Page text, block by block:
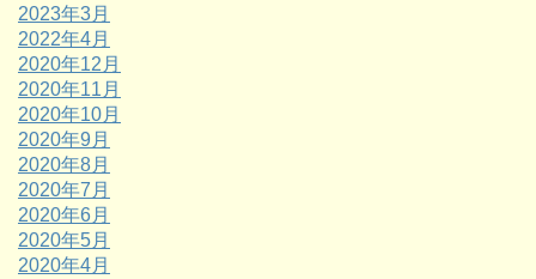
2023年3月
2022年4月
2020年12月
2020年11月
2020年10月
2020年9月
2020年8月
2020年7月
2020年6月
2020年5月
2020年4月